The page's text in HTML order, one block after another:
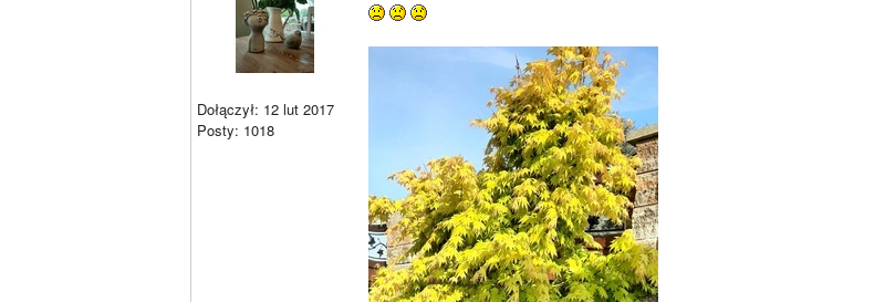
Dołączył: 12 lut 2017
Posty: 1018